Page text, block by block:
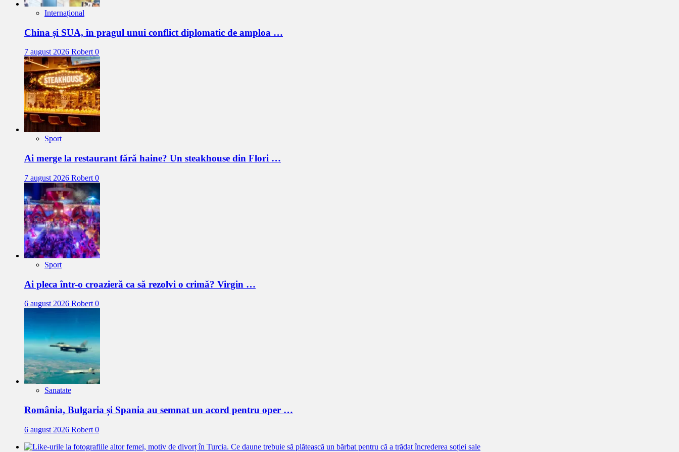
Internațional
China și SUA, în pragul unui conflict diplomatic de amploa …
7 august 2026 Robert0
Sport
Ai merge la restaurant fără haine? Un steakhouse din Flori …
7 august 2026 Robert 0
Sport
Ai pleca într-o croazieră ca să rezolvi o crimă? Virgin …
6 august 2026 Robert 0
Sanatate
România, Bulgaria și Spania au semnat un acord pentru oper …
6 august 2026 Robert 0